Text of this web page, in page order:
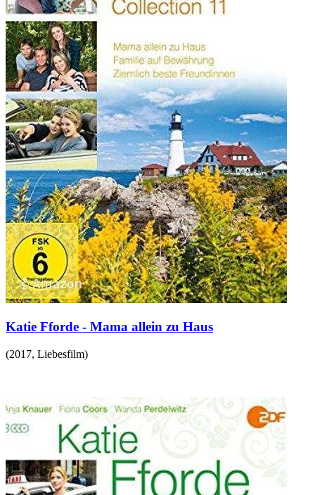
Katie Fforde - Mama allein zu Haus
(2017, Liebesfilm)